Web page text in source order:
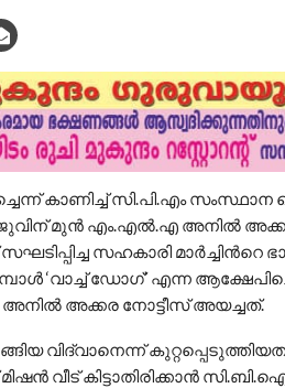
കാണിച്ച്​ സി.പി.എം സംസ്ഥാന
മുൻ എം.എൽ.എ ​അനിൽ
സഹകാരി മാർച്ചിന്‍റെ
‘വാച്ച്​ ഡോഗ്​’ എന്ന
അനിൽ അക്കര നോട്ടീസ് അയച്ചത്.
വിദ്വാനെന്ന്​
വീട്​ കിട്ടാതിരിക്കാൻ